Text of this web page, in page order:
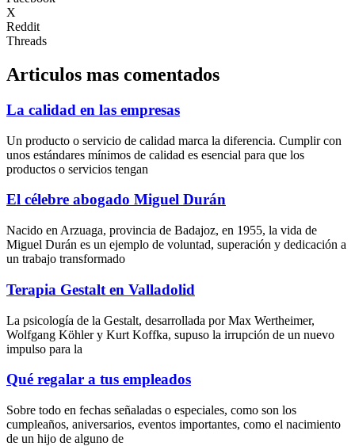
X
Reddit
Threads
Articulos mas comentados
La calidad en las empresas
Un producto o servicio de calidad marca la diferencia. Cumplir con
unos estándares mínimos de calidad es esencial para que los
productos o servicios tengan
El célebre abogado Miguel Durán
Nacido en Arzuaga, provincia de Badajoz, en 1955, la vida de
Miguel Durán es un ejemplo de voluntad, superación y dedicación a
un trabajo transformado
Terapia Gestalt en Valladolid
La psicología de la Gestalt, desarrollada por Max Wertheimer,
Wolfgang Köhler y Kurt Koffka, supuso la irrupción de un nuevo
impulso para la
Qué regalar a tus empleados
Sobre todo en fechas señaladas o especiales, como son los
cumpleaños, aniversarios, eventos importantes, como el nacimiento
de un hijo de alguno de